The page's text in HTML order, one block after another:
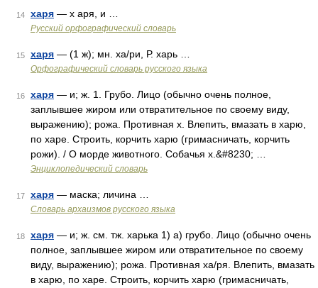
14 харя — х аря, и …
Русский орфографический словарь
15 харя — (1 ж); мн. ха/ри, Р. харь …
Орфографический словарь русского языка
16 харя — и; ж. 1. Грубо. Лицо (обычно очень полное,
заплывшее жиром или отвратительное по своему виду,
выражению); рожа. Противная х. Влепить, вмазать в харю,
по харе. Строить, корчить харю (гримасничать, корчить
рожи). / О морде животного. Собачья х.&#8230; …
Энциклопедический словарь
17 харя — маска; личина …
Cловарь архаизмов русского языка
18 харя — и; ж. см. тж. харька 1) а) грубо. Лицо (обычно очень
полное, заплывшее жиром или отвратительное по своему
виду, выражению); рожа. Противная ха/ря. Влепить, вмазать
в харю, по харе. Строить, корчить харю (гримасничать,